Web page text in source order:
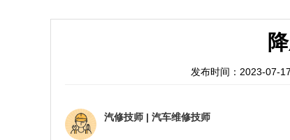
发布时间：2023-07-
汽修技师 | 汽车维修技师